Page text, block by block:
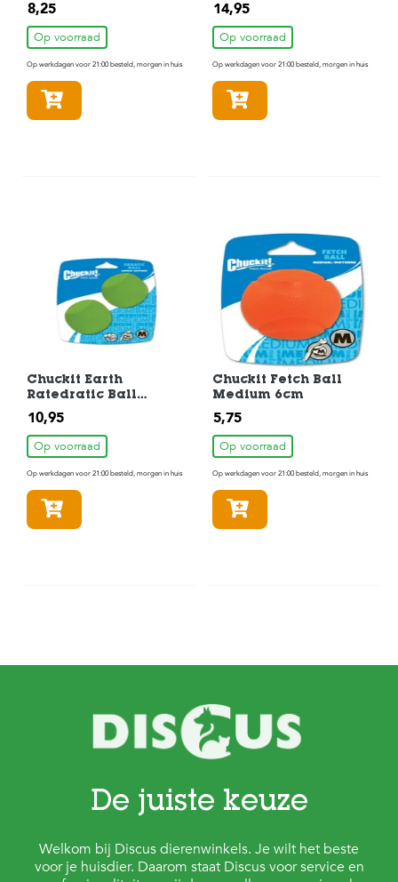
8,25
Op voorraad
Op werkdagen voor 21:00 besteld, morgen in huis
14,95
Op voorraad
Op werkdagen voor 21:00 besteld, morgen in huis
Chuckit Earth
Ratedratic Ball
Medium 2 Pack 2
Stuks
10,95
Op voorraad
Op werkdagen voor 21:00 besteld, morgen in huis
Chuckit Fetch Ball
Medium 6cm
5,75
Op voorraad
Op werkdagen voor 21:00 besteld, morgen in huis
De juiste keuze
Welkom bij Discus dierenwinkels. Je wilt het beste
voor je huisdier. Daarom staat Discus voor service en